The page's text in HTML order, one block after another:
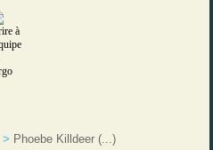
> Phoebe Killdeer (...)